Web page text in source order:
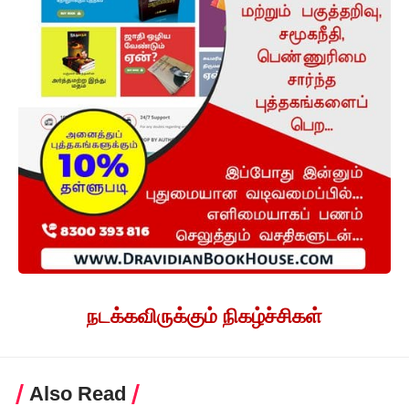
நடக்கவிருக்கும் நிகழ்ச்சிகள்
Also Read